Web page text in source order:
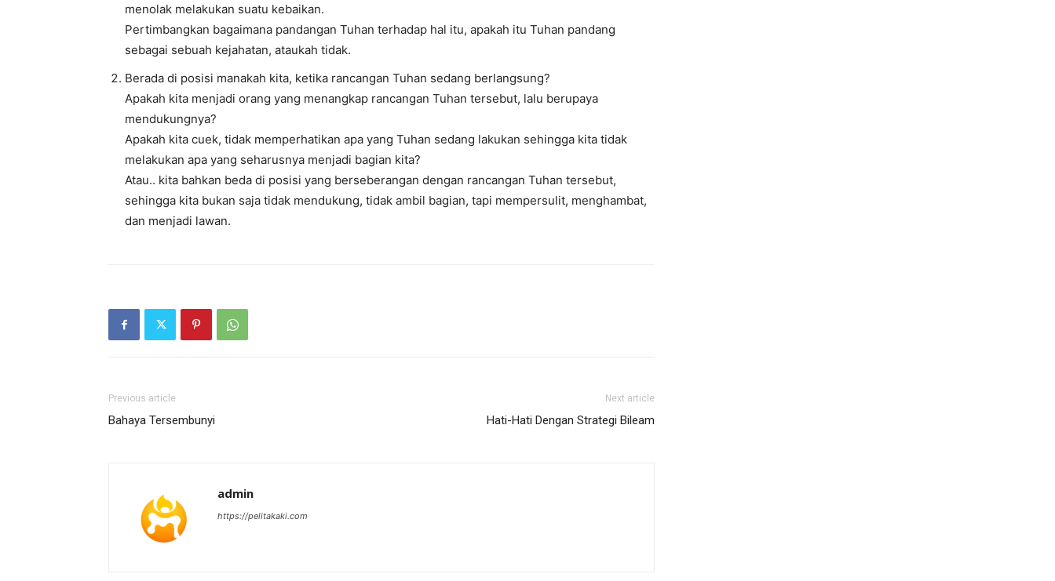
menolak melakukan suatu kebaikan.
Pertimbangkan bagaimana pandangan Tuhan terhadap hal itu, apakah itu Tuhan pandang
sebagai sebuah kejahatan, ataukah tidak.
Berada di posisi manakah kita, ketika rancangan Tuhan sedang berlangsung?
Apakah kita menjadi orang yang menangkap rancangan Tuhan tersebut, lalu berupaya
mendukungnya?
Apakah kita cuek, tidak memperhatikan apa yang Tuhan sedang lakukan sehingga kita tidak
melakukan apa yang seharusnya menjadi bagian kita?
Atau.. kita bahkan beda di posisi yang berseberangan dengan rancangan Tuhan tersebut,
sehingga kita bukan saja tidak mendukung, tidak ambil bagian, tapi mempersulit, menghambat,
dan menjadi lawan.
Previous article
Bahaya Tersembunyi
Next article
Hati-Hati Dengan Strategi Bileam
admin
https://pelitakaki.com